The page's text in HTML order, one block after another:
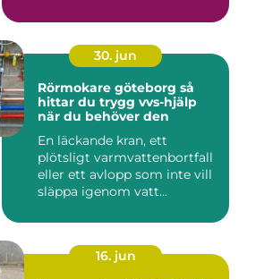
30. jun
Rörmokare göteborg så
hittar du trygg vvs-hjälp
när du behöver den
En läckande kran, ett
plötsligt varmvattenbortfall
eller ett avlopp som inte vill
släppa igenom vatt...
16. jun